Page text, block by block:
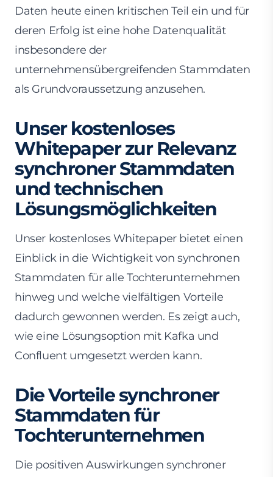
Daten heute einen kritischen Teil ein und für
deren Erfolg ist eine hohe Datenqualität
insbesondere der
unternehmensübergreifenden Stammdaten
als Grundvoraussetzung anzusehen.
Unser kostenloses
Whitepaper zur Relevanz
synchroner Stammdaten
und technischen
Lösungsmöglichkeiten
Unser kostenloses Whitepaper bietet einen
Einblick in die Wichtigkeit von synchronen
Stammdaten für alle Tochterunternehmen
hinweg und welche vielfältigen Vorteile
dadurch gewonnen werden. Es zeigt auch,
wie eine Lösungsoption mit Kafka und
Confluent umgesetzt werden kann.
Die Vorteile synchroner
Stammdaten für
Tochterunternehmen
Die positiven Auswirkungen synchroner